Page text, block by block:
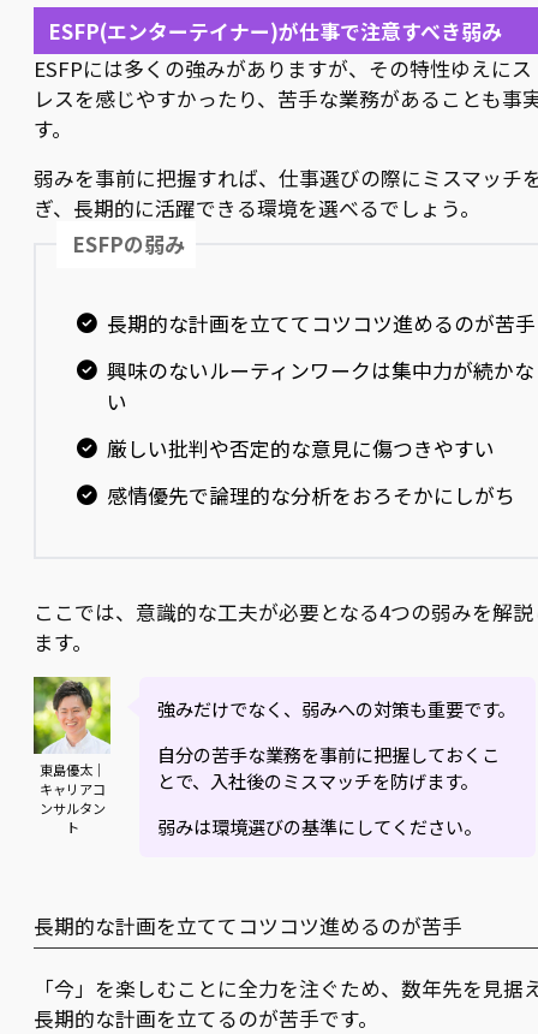
ESFP(エンターテイナー)が仕事で注意すべき弱み
ESFPには多くの強みがありますが、その特性ゆえにス
レスを感じやすかったり、苦手な業務があることも事
す。
弱みを事前に把握すれば、仕事選びの際にミスマッチ
ぎ、長期的に活躍できる環境を選べるでしょう。
ESFPの弱み
長期的な計画を立ててコツコツ進めるのが苦手
興味のないルーティンワークは集中力が続かな
い
厳しい批判や否定的な意見に傷つきやすい
感情優先で論理的な分析をおろそかにしがち
ここでは、意識的な工夫が必要となる4つの弱みを解
ます。
東島優太｜
キャリアコ
ンサルタン
ト
強みだけでなく、弱みへの対策も重要です。
自分の苦手な業務を事前に把握しておくこ
とで、入社後のミスマッチを防げます。
弱みは環境選びの基準にしてください。
長期的な計画を立ててコツコツ進めるのが苦手
「今」を楽しむことに全力を注ぐため、数年先を見据
長期的な計画を立てるのが苦手です。